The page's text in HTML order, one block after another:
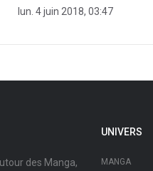
lun. 4 juin 2018, 03:47
des Manga,
UNIVERS
MANGA